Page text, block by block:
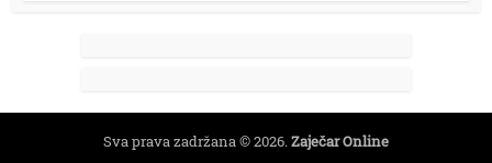
Sva prava zadržana © 2026.Zaječar Online